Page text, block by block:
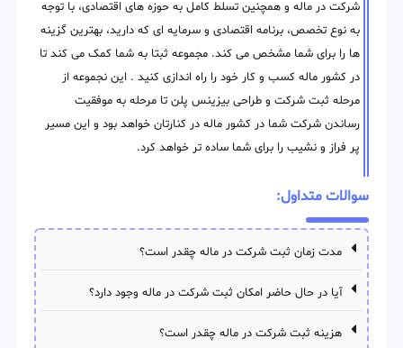
شرکت در ماله و همچنین تسلط کامل به حوزه های اقتصادی، با توجه
به نوع تخصص، برنامه اقتصادی و سرمایه ای که دارید، بهترین گزینه
ها را برای شما مشخص می کند. مجموعه ثبتا به شما کمک می کند تا
در کشور ماله کسب و کار خود را راه اندازی کنید . این نجموعه از
مرحله ثبت شرکت و طراحی بیزینس پلن تا مرحله به موفقیت
رساندن شرکت شما در کشور ماله در کنارتان خواهد بود و این مسیر
پر فراز و نشیب را برای شما ساده تر خواهد کرد.
سوالات متداول:
مدت زمان ثبت شرکت در ماله چقدر است؟
آیا در حال حاضر امکان ثبت شرکت در ماله وجود دارد؟
هزینه ثبت شرکت در ماله چقدر است؟